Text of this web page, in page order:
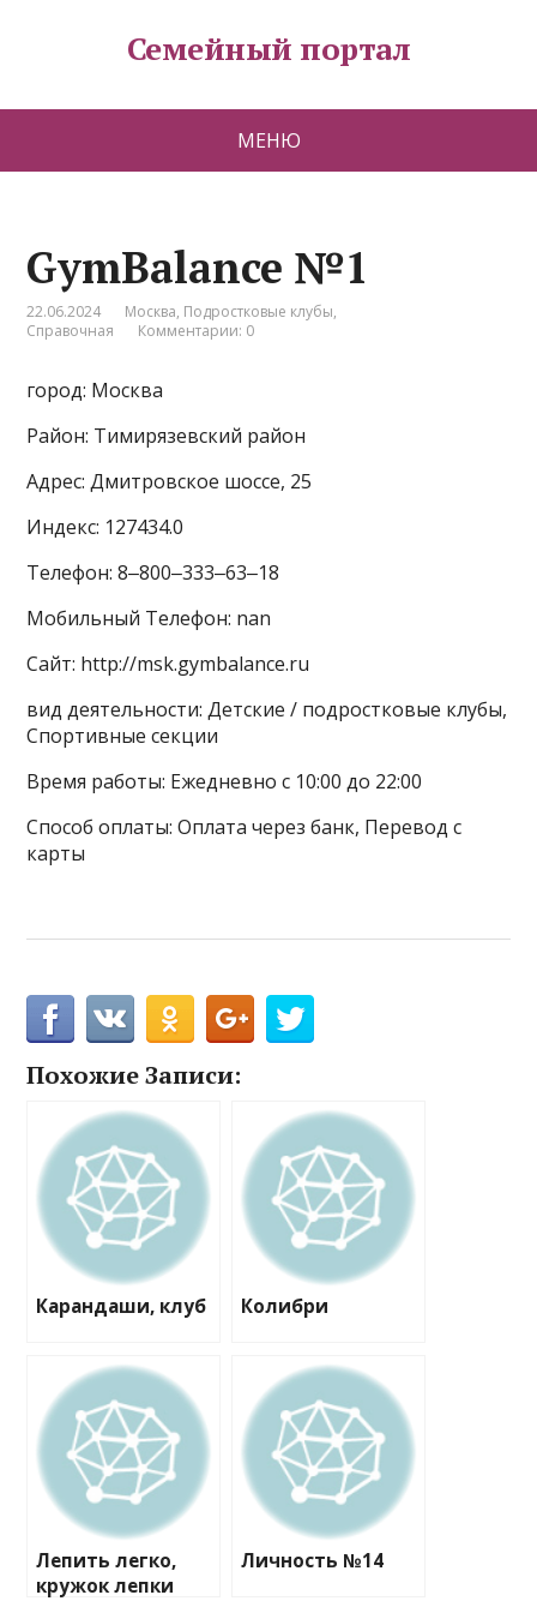
Семейный портал
МЕНЮ
GymBalance №1
22.06.2024 Москва, Подростковые клубы,
Справочная
Комментарии: 0
город: Москва
Район: Тимирязевский район
Адрес: Дмитровское шоссе, 25
Индекс: 127434.0
Телефон: 8‒800‒333‒63‒18
Мобильный Телефон: nan
Сайт: http://msk.gymbalance.ru
вид деятельности: Детские / подростковые клубы,
Спортивные секции
Время работы: Ежедневно с 10:00 до 22:00
Способ оплаты: Оплата через банк, Перевод с
карты
Похожие Записи:
Карандаши, клуб Колибри
Лепить легко,
кружок лепки
Личность №14